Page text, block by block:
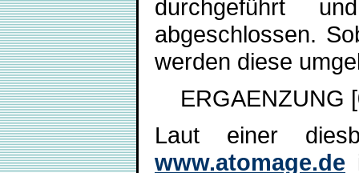
durchgeführt
abgeschlossen.
werden diese
ERGAENZUNG
Laut einer
www.atomage.de